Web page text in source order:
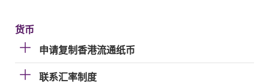
货币
申请复制香港流通纸币
联系汇率制度